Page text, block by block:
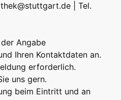
| Tel.
Angabe
Ihren Kontaktdaten an.
erforderlich.
uns gern.
beim Eintritt und an